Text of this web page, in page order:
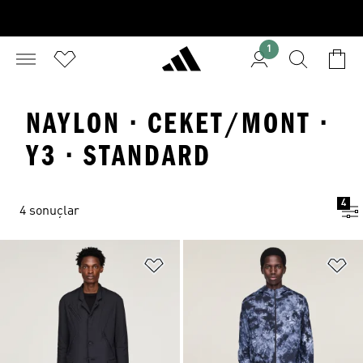
1
NAYLON · CEKET/MONT ·
Y3 · STANDARD
4 sonuçlar
4
Favori Listesine Ekle